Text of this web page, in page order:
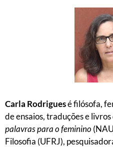
Carla Rodriguesé filósofa,
de ensaios, traduções e
palavras para o feminino
Filosofia (UFRJ),